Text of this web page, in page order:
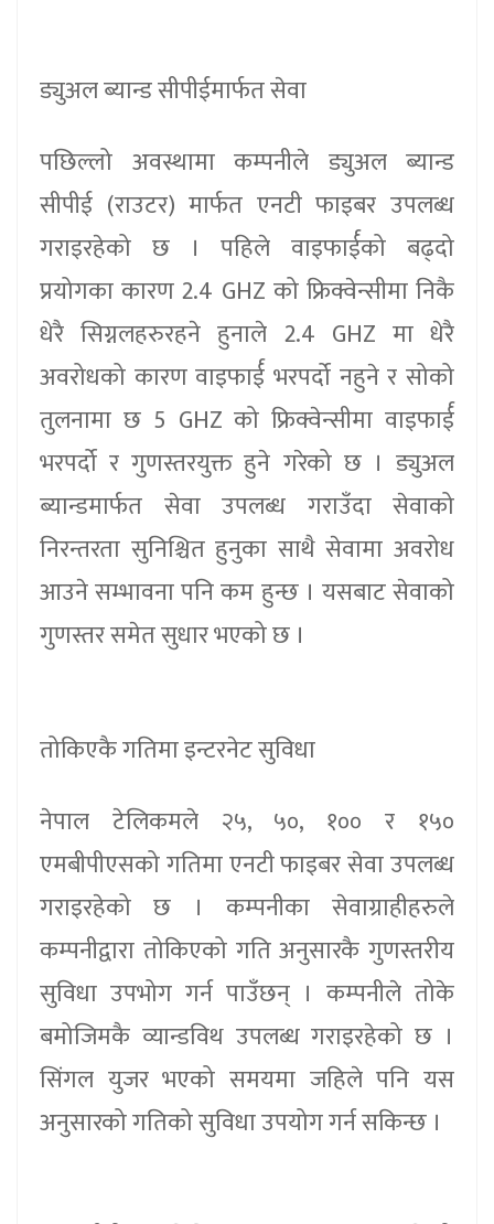
ड्युअल ब्यान्ड सीपीईमार्फत सेवा
पछिल्लो अवस्थामा कम्पनीले ड्युअल ब्यान्ड
सीपीई (राउटर) मार्फत एनटी फाइबर उपलब्ध
गराइरहेको छ । पहिले वाइफार्ईको बढ्दो
प्रयोगका कारण 2.4 GHZ को फ्रिक्वेन्सीमा निकै
धेरै सिग्नलहरुरहने हुनाले 2.4 GHZ मा धेरै
अवरोधको कारण वाइफार्ई भरपर्दो नहुने र सोको
तुलनामा छ 5 GHZ को फ्रिक्वेन्सीमा वाइफार्ई
भरपर्दो र गुणस्तरयुक्त हुने गरेको छ । ड्युअल
ब्यान्डमार्फत सेवा उपलब्ध गराउँदा सेवाको
निरन्तरता सुनिश्चित हुनुका साथै सेवामा अवरोध
आउने सम्भावना पनि कम हुन्छ । यसबाट सेवाको
गुणस्तर समेत सुधार भएको छ ।
तोकिएकै गतिमा इन्टरनेट सुविधा
नेपाल टेलिकमले २५, ५०, १०० र १५०
एमबीपीएसको गतिमा एनटी फाइबर सेवा उपलब्ध
गराइरहेको छ । कम्पनीका सेवाग्राहीहरुले
कम्पनीद्वारा तोकिएको गति अनुसारकै गुणस्तरीय
सुविधा उपभोग गर्न पाउँछन् । कम्पनीले तोके
बमोजिमकै व्यान्डविथ उपलब्ध गराइरहेको छ ।
सिंगल युजर भएको समयमा जहिले पनि यस
अनुसारको गतिको सुविधा उपयोग गर्न सकिन्छ ।